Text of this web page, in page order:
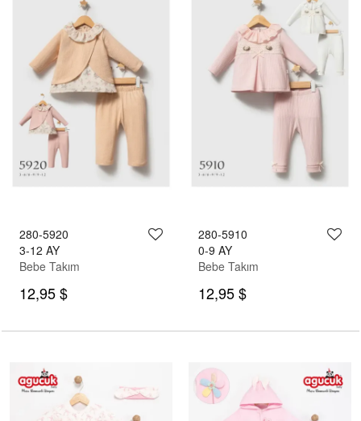
280-5920
3-12 AY
Bebe Takım
12,95 $
280-5910
0-9 AY
Bebe Takım
12,95 $